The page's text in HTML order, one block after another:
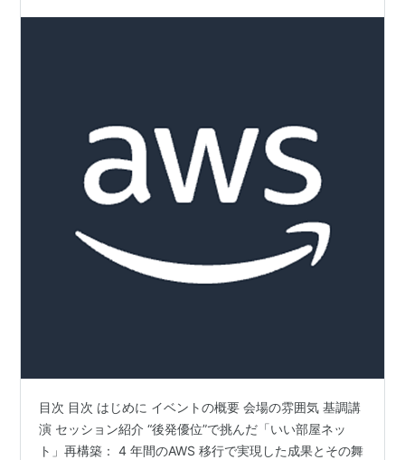
目次 目次 はじめに イベントの概要 会場の雰囲気 基調講
演 セッション紹介 “後発優位”で挑んだ「いい部屋ネッ
ト」再構築： 4 年間のAWS 移行で実現した成果とその舞